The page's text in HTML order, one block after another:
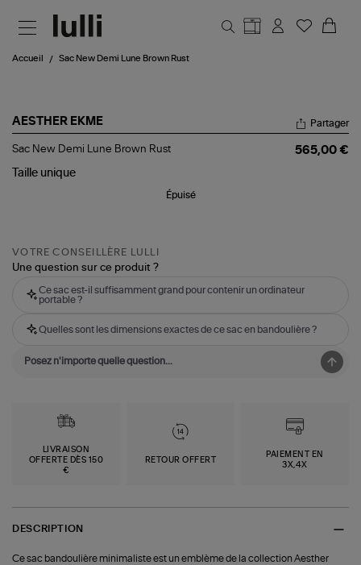
Accueil Sac New Demi Lune Brown Rust
AESTHER EKME
Sac
Demi
Partager
Sac New Demi Lune Brown Rust
565,00 €
Taille unique
Épuisé
VOTRE CONSEILLÈRE LULLI
Une question sur ce produit ?
Ce sac est-il suffisamment grand pour contenir un ordinateur
portable ?
Quelles sont les dimensions exactes de ce sac en bandoulière ?
LIVRAISON
OFFERTE DÈS 150
€
RETOUR OFFERT
PAIEMENT EN
3X,4X
DESCRIPTION
Ce sac bandoulière minimaliste est un emblème de la collection Aesther